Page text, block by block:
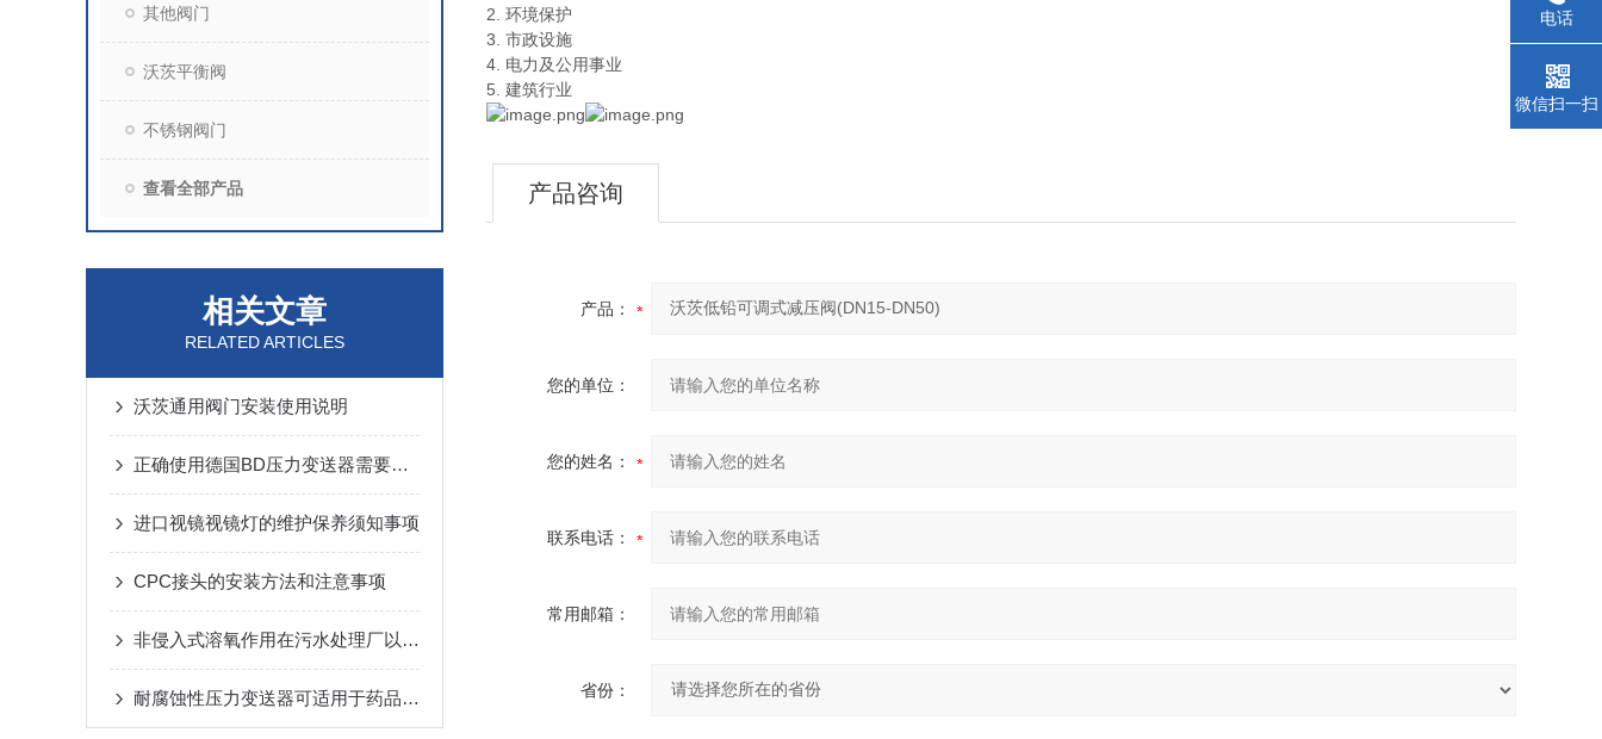
其他阀门
沃茨平衡阀
不锈钢阀门
查看全部产品
相关文章
RELATED ARTICLES
沃茨通用阀门安装使用说明
正确使用德国BD压力变送器需要考虑的
进口视镜视镜灯的维护保养须知事项
CPC接头的安装方法和注意事项
非侵入式溶氧作用在污水处理厂以便在生物降解过程中达到高效
耐腐蚀性压力变送器可适用于药品生产中对介质压力的监测和控制
2. 环境保护
3. 市政设施
4. 电力及公用事业
5. 建筑行业
产品咨询
产品：
您的单位：
您的姓名：
联系电话：
常用邮箱：
省份：
电话
微信扫一扫